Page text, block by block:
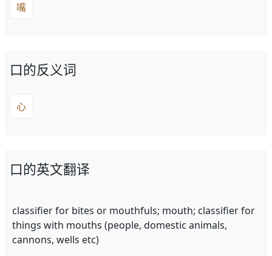
嘴
口的反义词
心
口的英文翻译
classifier for bites or mouthfuls; mouth; classifier for
things with mouths (people, domestic animals,
cannons, wells etc)